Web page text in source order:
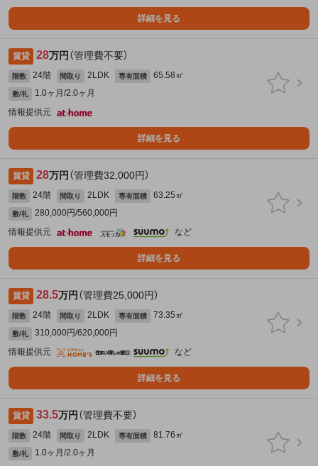
詳細を見る
賃貸 28万円 （管理費不要）
階数 24階 間取り 2LDK 専有面積 65.58㎡
敷/礼
1.0ヶ月/2.0ヶ月
情報提供元
詳細を見る
賃貸 28万円 （管理費32,000円）
階数 24階 間取り 2LDK 専有面積 63.25㎡
敷/礼
280,000円/560,000円
情報提供元
など
詳細を見る
賃貸 28.5万円 （管理費25,000円）
階数 24階 間取り 2LDK 専有面積 73.35㎡
敷/礼
310,000円/620,000円
情報提供元
など
詳細を見る
賃貸 33.5万円 （管理費不要）
階数 24階 間取り 2LDK 専有面積 81.76㎡
敷/礼
1.0ヶ月/2.0ヶ月